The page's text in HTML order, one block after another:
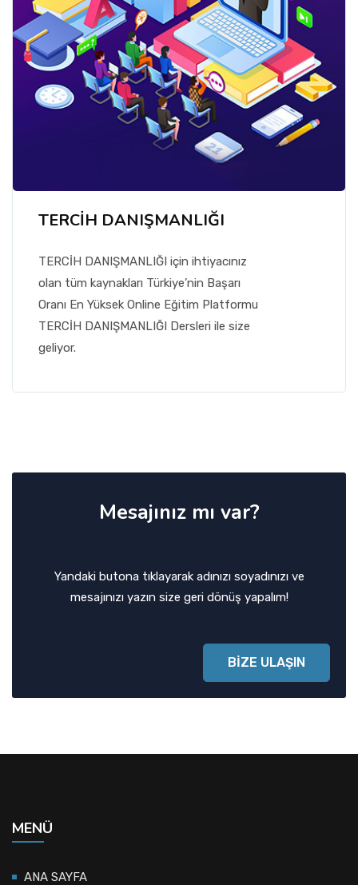
TERCİH DANIŞMANLIĞI
TERCİH DANIŞMANLIĞI için ihtiyacınız
olan tüm kaynakları Türkiye’nin Başarı
Oranı En Yüksek Online Eğitim Platformu
TERCİH DANIŞMANLIĞI Dersleri ile size
geliyor.
Mesajınız mı var?
Yandaki butona tıklayarak adınızı soyadınızı ve
mesajınızı yazın size geri dönüş yapalım!
BİZE ULAŞIN
MENÜ
ANA SAYFA